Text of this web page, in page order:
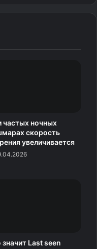
частых ночных
скорость
увеличивается
значит Last seen